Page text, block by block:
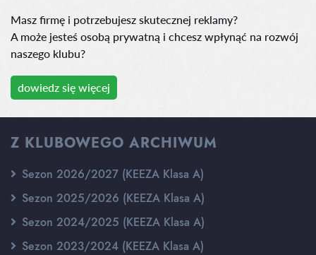
Masz firmę i potrzebujesz skutecznej reklamy?
A może jesteś osobą prywatną i chcesz wpłynąć na rozwój
naszego klubu?
dowiedz się więcej
Z KLUBOWEGO ARCHIWUM
Sezon 2026/2027 (KEEZA Klasa A)
Sezon 2025/2026 (KEEZA Klasa A)
Sezon 2024/2025 (KEEZA Klasa A)
Sezon 2023/2024 (KEEZA Klasa A)